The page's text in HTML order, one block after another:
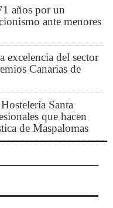
años por un
ante menores
excelencia del sector
Canarias de
Santa
que hacen
de Maspalomas